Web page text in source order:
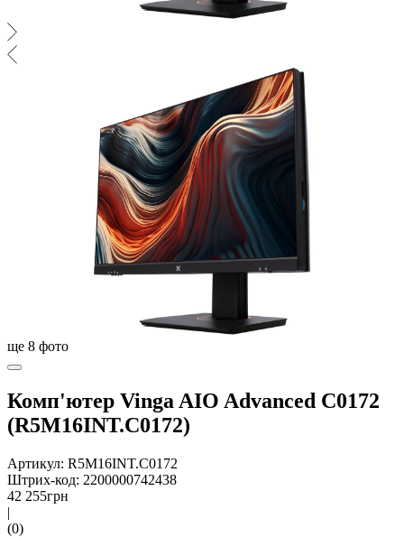
ще 8 фото
Комп'ютер Vinga AIO Advanced C0172
(R5M16INT.C0172)
Артикул: R5M16INT.C0172
Штрих-код: 2200000742438
42 255грн
|
(0)